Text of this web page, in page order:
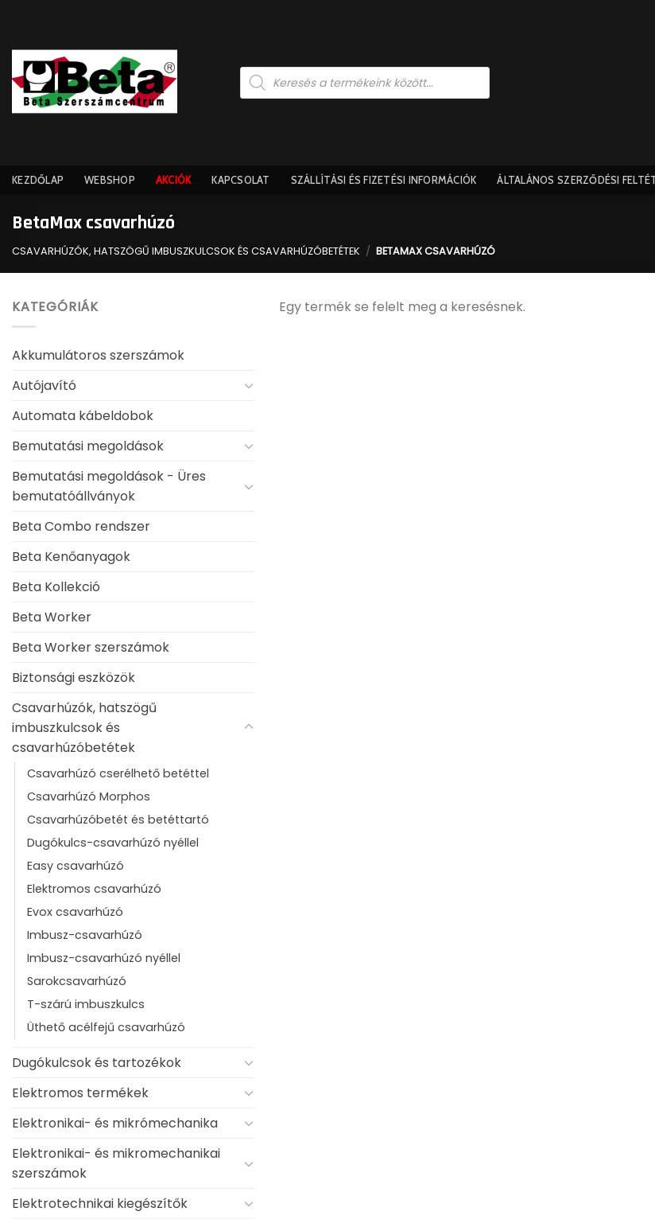
content
Products
search
KEZDŐLAP WEBSHOP AKCIÓK KAPCSOLAT SZÁLLÍTÁSI ÉS FIZETÉSI INFORMÁCIÓK ÁLTALÁNOS SZERZŐDÉSI
BetaMax csavarhúzó
CSAVARHÚZÓK, HATSZÖGŰ IMBUSZKULCSOK ÉS CSAVARHÚZÓBETÉTEK / BETAMAX CSAVARHÚZÓ
KATEGÓRIÁK
Akkumulátoros szerszámok
Autójavító
Automata kábeldobok
Bemutatási megoldások
Bemutatási megoldások - Üres
bemutatóállványok
Beta Combo rendszer
Beta Kenőanyagok
Beta Kollekció
Beta Worker
Beta Worker szerszámok
Biztonsági eszközök
Csavarhúzók, hatszögű
imbuszkulcsok és
csavarhúzóbetétek
Csavarhúzó cserélhető betéttel
Csavarhúzó Morphos
Csavarhúzóbetét és betéttartó
Dugókulcs-csavarhúzó nyéllel
Easy csavarhúzó
Elektromos csavarhúzó
Evox csavarhúzó
Imbusz-csavarhúzó
Imbusz-csavarhúzó nyéllel
Sarokcsavarhúzó
T-szárú imbuszkulcs
Üthető acélfejű csavarhúzó
Dugókulcsok és tartozékok
Elektromos termékek
Elektronikai- és mikrómechanika
Elektronikai- és mikromechanikai
szerszámok
Elektrotechnikai kiegészítők
Egy termék se felelt meg a keresésnek.